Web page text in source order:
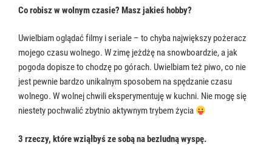
Co robisz w wolnym czasie? Masz jakieś hobby?
Uwielbiam oglądać filmy i seriale – to chyba największy pożeracz
mojego czasu wolnego. W zimę jeżdżę na snowboardzie, a jak
pogoda dopisze to chodzę po górach. Uwielbiam też piwo, co nie
jest pewnie bardzo unikalnym sposobem na spędzanie czasu
wolnego. W wolnej chwili eksperymentuję w kuchni. Nie mogę się
niestety pochwalić zbytnio aktywnym trybem życia
3 rzeczy, które wziąłbyś ze sobą na bezludną wyspę.